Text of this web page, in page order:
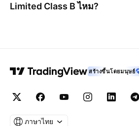
Limited Class Bไหม?
สร้างขึ้นโดยมนุษย์
ภาษาไทย